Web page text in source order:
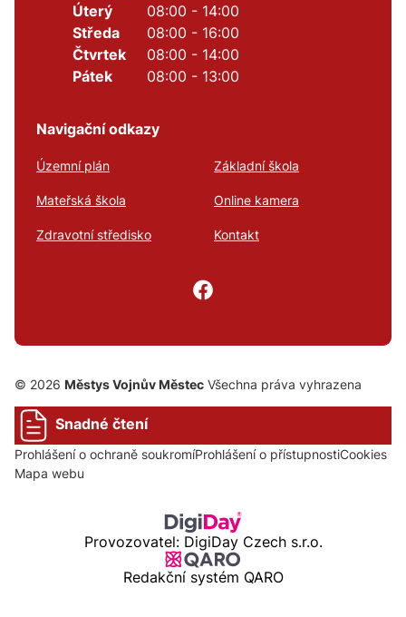
Úterý
08:00 - 14:00
Středa
08:00 - 16:00
Čtvrtek
08:00 - 14:00
Pátek
08:00 - 13:00
Navigační odkazy
Územní plán Základní škola
Mateřská škola Online kamera
Zdravotní středisko Kontakt
© 2026 Městys Vojnův Městec Všechna práva vyhrazena
Snadné čtení
Prohlášení o ochraně soukromíProhlášení o přístupnostiCookies
Mapa webu
Provozovatel: DigiDay Czech s.r.o.
Redakční systém QARO